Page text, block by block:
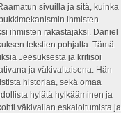
sivuilla ja sitä, kuinka
ihmisten
ihmisten rakastajaksi. Daniel
tekstien pohjalta. Tämä
Jeesuksesta ja kritisoi
ja väkivaltaisena. Hän
historiaa, sekä omaa
hylätä hylkääminen ja
väkivallan eskaloitumista ja